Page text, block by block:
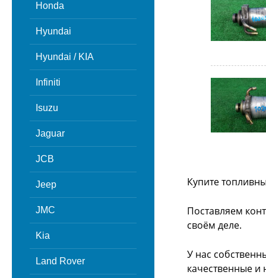
Honda
Hyundai
Hyundai / KIA
Infiniti
Isuzu
Jaguar
JCB
Jeep
JMC
Kia
Land Rover
Купите
Поставляем
своём деле.
У нас
качественные и